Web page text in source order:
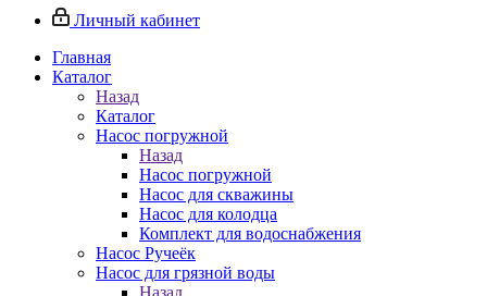
Личный кабинет
Главная
Каталог
Назад
Каталог
Насос погружной
Назад
Насос погружной
Насос для скважины
Насос для колодца
Комплект для водоснабжения
Насос Ручеёк
Насос для грязной воды
Назад